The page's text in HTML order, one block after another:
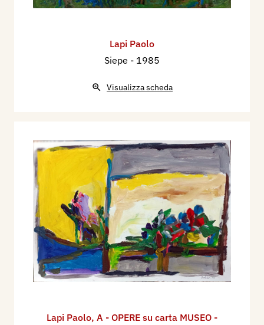
Lapi Paolo
Siepe - 1985
Visualizza scheda
Lapi Paolo, A - OPERE su carta MUSEO -